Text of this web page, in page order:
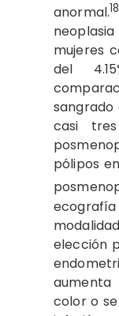
anormal.
mujeres
del
sangrado
casi
pólipos
elección
color o